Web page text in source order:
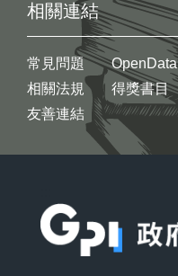
相關連結
常見問題
相關法規
友善連結
OpenData
得獎書目